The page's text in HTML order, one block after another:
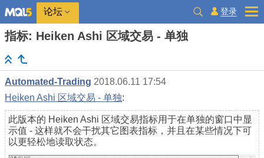
论坛 登录
指标: Heiken Ashi 区域交易 - 单独
Automated-Trading 2018.06.11 17:54
Heiken Ashi 区域交易 - 单独:
此版本的 Heiken Ashi 区域交易指标用于在单独的窗口中显
示值 - 这样就不会干扰其它图表指标，并且在某些情况下可
以更轻松地读取状态。